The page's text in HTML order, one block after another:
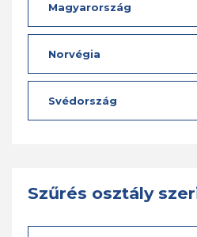
Magyarország
Norvégia
Svédország
Szűrés osztály